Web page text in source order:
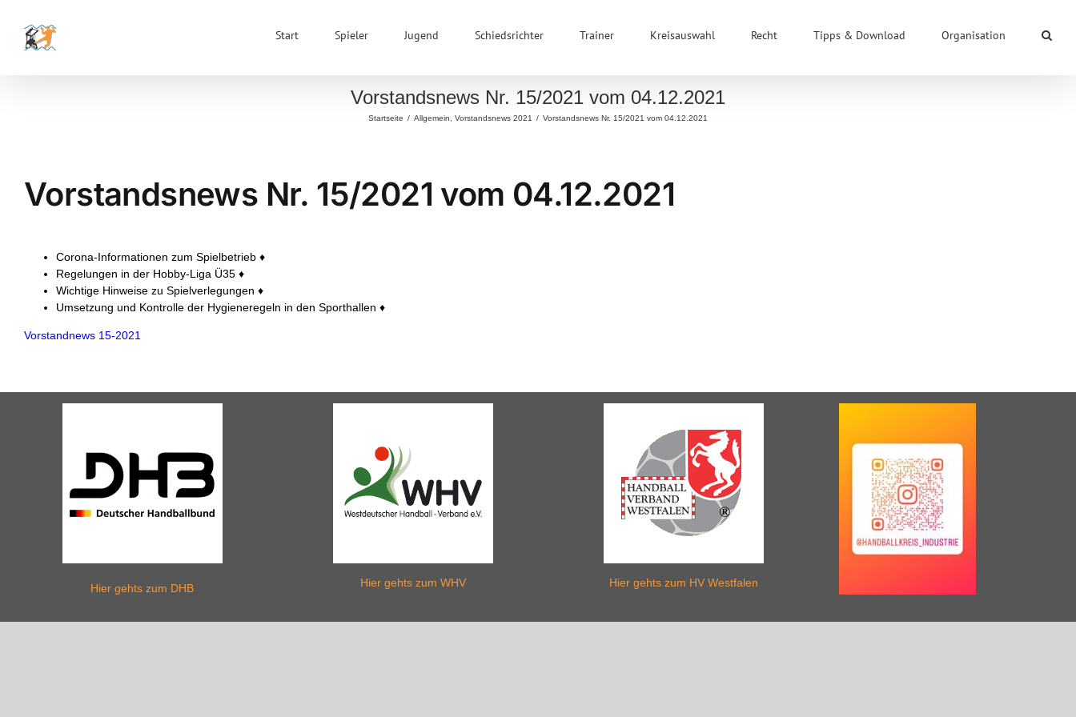
Inhalt
springen
Start Spieler Jugend Schiedsrichter Trainer Kreisauswahl Recht Tipps & Download Organisation
Vorstandsnews Nr. 15/2021 vom 04.12.2021
Startseite / Allgemein Vorstandsnews 2021 / Vorstandsnews Nr. 15/2021 vom 04.12.2021
Vorstandsnews Nr. 15/2021 vom 04.12.2021
Corona-Informationen zum Spielbetrieb ♦
Regelungen in der Hobby-Liga Ü35 ♦
Wichtige Hinweise zu Spielverlegungen ♦
Umsetzung und Kontrolle der Hygieneregeln in den Sporthallen ♦
Vorstandnews 15-2021
Hier gehts zum DHB Hier gehts zum WHV Hier gehts zum HV Westfalen